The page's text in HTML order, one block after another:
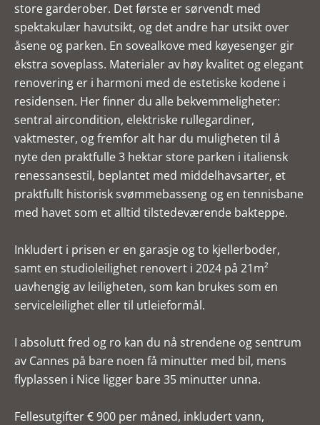
store garderober. Det første er sørvendt med
spektakulær havutsikt, og det andre har utsikt over
åsene og parken. En sovealkove med køyesenger gir
ekstra soveplass. Materialer av høy kvalitet og elegant
renovering er i harmoni med de estetiske kodene i
residensen. Her finner du alle bekvemmeligheter:
sentral aircondition, elektriske rullegardiner,
vaktmester, og fremfor alt har du muligheten til å
nyte den praktfulle 3 hektar store parken i italiensk
renessansestil, beplantet med middelhavsarter, et
praktfullt historisk svømmebasseng og en tennisbane
med havet som et alltid tilstedeværende bakteppe.
Inkludert i prisen er en garasje og to kjellerboder,
samt en studioleilighet renovert i 2024 på 21m²
uavhengig av leiligheten, som kan brukes som en
serviceleilighet eller til utleieformål.
I absolutt fred og ro kan du nå strendene og sentrum
av Cannes på bare noen få minutter med bil, mens
flyplassen i Nice ligger bare 35 minutter unna.
Fellesutgifter € 900 per måned, inkludert vann,